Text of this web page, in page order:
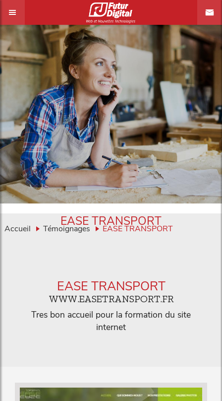
Accueil Témoignages EASE TRANSPORT
EASE TRANSPORT
EASE TRANSPORT
WWW.EASETRANSPORT.FR
Tres bon accueil pour la formation du site
internet